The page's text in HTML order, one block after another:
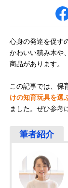
心身の発達を促す
かわいい積み木や
商品があります。
この記事では、 保
けの知育玩具を選
ました。ぜひ参考